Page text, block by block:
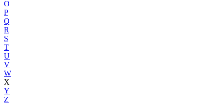
O
P
Q
R
S
T
U
V
W
X
Y
Z